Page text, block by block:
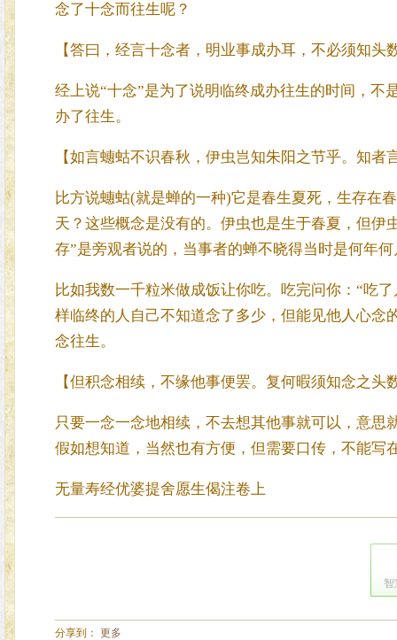
念了十念而往生呢？
【答曰，经言十念者，明业事成办耳，不必须知头
经上说“十念”是为了说明临终成办往生的时间，
办了往生。
【如言蟪蛄不识春秋，伊虫岂知朱阳之节乎。知
比方说蟪蛄(就是蝉的一种)它是春生夏死，生存在
天？这些概念是没有的。伊虫也是生于春夏，但
存”是旁观者说的，当事者的蝉不晓得当时是何年
比如我数一千粒米做成饭让你吃。吃完问你：“吃
样临终的人自己不知道念了多少，但能见他人心念
念往生。
【但积念相续，不缘他事便罢。复何暇须知念之
只要一念一念地相续，不去想其他事就可以，意
假如想知道，当然也有方便，但需要口传，不能写
无量寿经优婆提舍愿生偈注卷上
智
分享到： 更多